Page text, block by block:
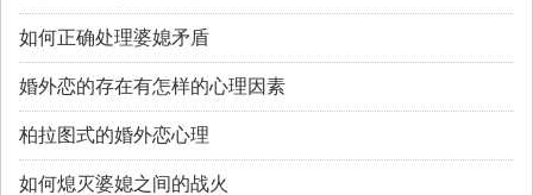
如何正确处理婆媳矛盾
婚外恋的存在有怎样的心理因素
柏拉图式的婚外恋心理
如何熄灭婆媳之间的战火